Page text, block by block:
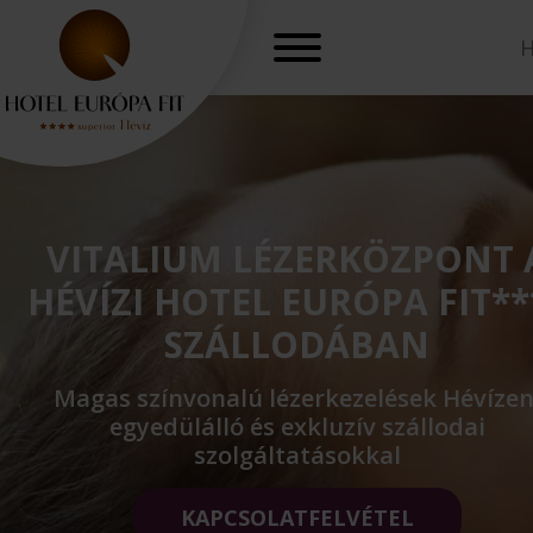
VITALIUM LÉZERKÖZPONT
HÉVÍZI HOTEL EURÓPA
SZÁLLODÁBAN
Magas színvonalú lézerkezelések
egyedülálló és exkluzív szállodai
szolgáltatásokkal
KAPCSOLATFELVÉTEL